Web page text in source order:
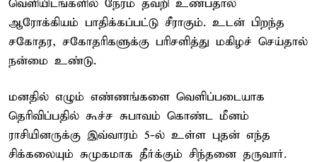
வெளியிடங்களில் நேரம் தவறி உண்பதால்
ஆரோக்கியம் பாதிக்கப்பட்டு சீராகும். உடன் பிறந்த
சகோதர, சகோதரிகளுக்கு பரிசளித்து மகிழச் செய்தால்
நன்மை உண்டு.
மனதில் எழும் எண்ணங்களை வெளிப்படையாக
தெரிவிப்பதில் கூச்ச சுபாவம் கொண்ட மீனம்
ராசியினருக்கு இவ்வாரம் 5-ல் உள்ள புதன் எந்த
சிக்கலையும் சுமுகமாக தீர்க்கும் சிந்தனை தருவார்.